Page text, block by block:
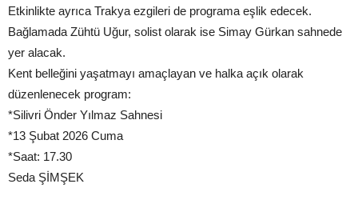
Etkinlikte ayrıca Trakya ezgileri de programa eşlik edecek.
Bağlamada Zühtü Uğur, solist olarak ise Simay Gürkan sahnede
yer alacak.
Kent belleğini yaşatmayı amaçlayan ve halka açık olarak
düzenlenecek program:
*Silivri Önder Yılmaz Sahnesi
*13 Şubat 2026 Cuma
*Saat: 17.30
Seda ŞİMŞEK